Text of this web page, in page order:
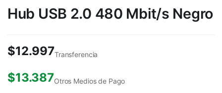
Hub USB 2.0 480 Mbit/s Negro
$12.997Transferencia
$13.387Otros Medios de Pago